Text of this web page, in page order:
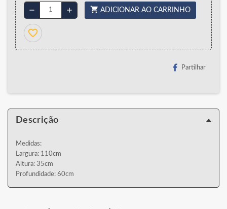
remove add shopping_cart ADICIONAR AO CARRINHO
favorite_border
Partilhar
Descrição
Medidas:
Largura: 110cm
Altura: 35cm
Profundidade: 60cm